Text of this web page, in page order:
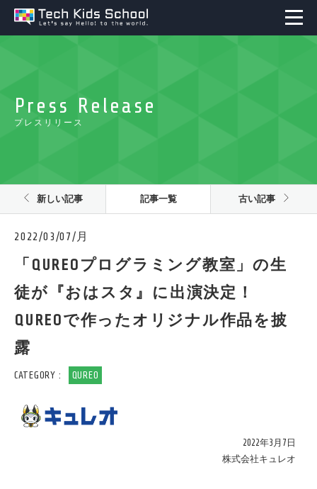
Press Release
プレスリリース
新しい記事 記事一覧 古い記事
2022/03/07/月
「QUREOプログラミング教室」の生
徒が『おはスタ』に出演決定！
QUREOで作ったオリジナル作品を披
露
CATEGORY : QUREO
2022年3月7日
株式会社キュレオ